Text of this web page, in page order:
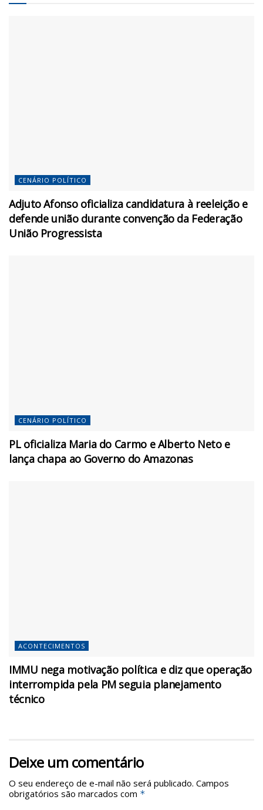
CENÁRIO POLÍTICO
Adjuto Afonso oficializa candidatura à reeleição e
defende união durante convenção da Federação
União Progressista
CENÁRIO POLÍTICO
PL oficializa Maria do Carmo e Alberto Neto e
lança chapa ao Governo do Amazonas
ACONTECIMENTOS
IMMU nega motivação política e diz que operação
interrompida pela PM seguia planejamento
técnico
Deixe um comentário
O seu endereço de e-mail não será publicado. Campos
obrigatórios são marcados com *